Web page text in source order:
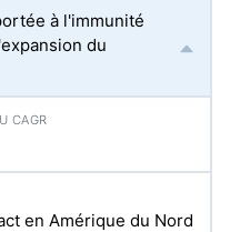
à l'immunité
du
en Amérique du Nord